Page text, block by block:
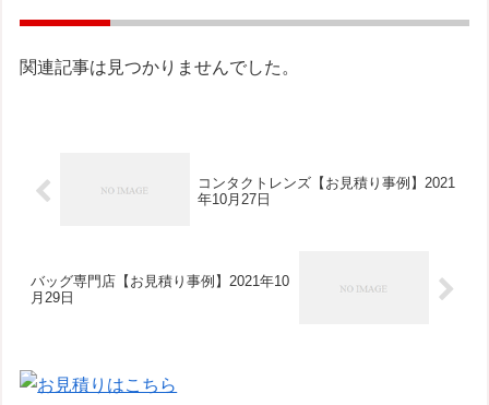
関連記事は見つかりませんでした。
コンタクトレンズ【お見積り事例】2021
年10月27日
バッグ専門店【お見積り事例】2021年10
月29日